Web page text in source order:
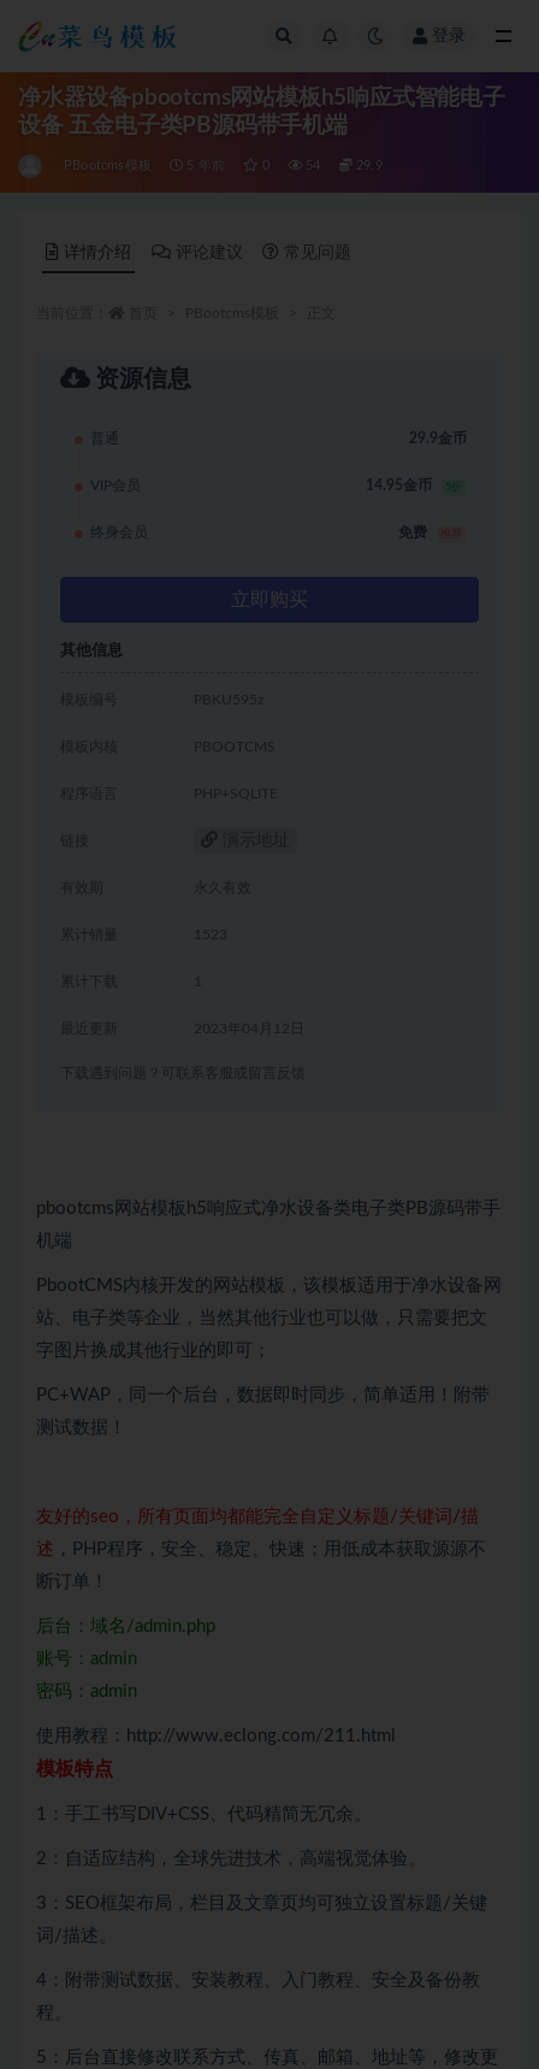
登录
净水器设备pbootcms网站模板h5响应式智能电子
设备 五金电子类PB源码带手机端
PBootcms模板 5 年前 0 54 29.9
详情介绍 评论建议 常见问题
资源信息
普通 29.9金币
VIP会员 14.95金币 5折
终身会员 免费
立即购买
其他信息
模板编号 PBKU595z
模板内核 PBOOTCMS
程序语言 PHP+SQLITE
链接
有效期 永久有效
累计销量 1523
累计下载 1
2023年04月12日
下载遇到问题？可联系客服或留言反馈
pbootcms网站模板h5响应式净水设备类电子类PB源码带手
机端
PbootCMS内核开发的网站模板，该模板适用于净水设备网
站、电子类等企业，当然其他行业也可以做，只需要把文
字图片换成其他行业的即可；
PC+WAP，同一个后台，数据即时同步，简单适用！附带
测试数据！
友好的seo，所有页面均都能完全自定义标题/关键词/描
述 ，PHP程序，安全、稳定、快速；用低成本获取源源不
断订单！
后台：域名/admin.php
账号：admin
密码：admin
使用教程：http://www.eclong.com/211.html
模板特点
1：手工书写DIV+CSS、代码精简无冗余。
2：自适应结构，全球先进技术，高端视觉体验。
3：SEO框架布局，栏目及文章页均可独立设置标题/关键
词/描述。
4：附带测试数据、安装教程、入门教程、安全及备份教
程。
5：后台直接修改联系方式、传真、邮箱、地址等，修改更